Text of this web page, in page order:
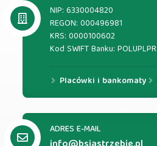
NIP: 6330004820
REGON: 000496981
KRS: 0000100602
Kod SWIFT Banku: POLUPLPR
Placówki i bankomaty
ADRES E-MAIL